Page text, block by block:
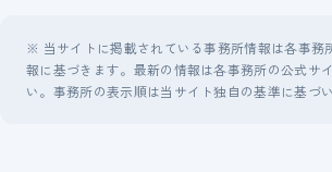
※ 当サイトに掲載されている事務所情報は各事務
報に基づきます。最新の情報は各事務所の公式サ
い。事務所の表示順は当サイト独自の基準に基づ